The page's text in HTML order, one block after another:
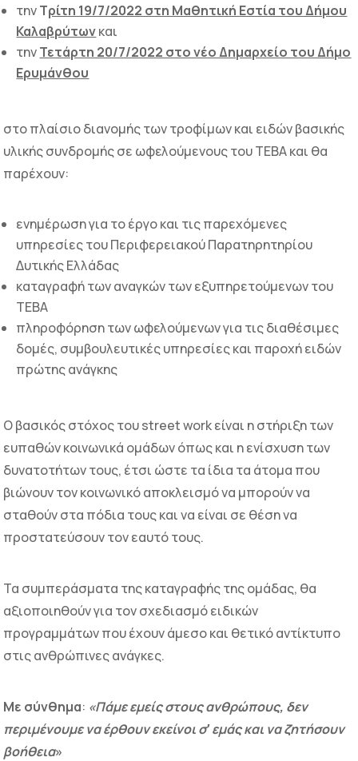
τηνΤρίτη 19/7/2022 στη Μαθητική Εστία του Δήμου
Καλαβρύτωνκαι
τηνΤετάρτη 20/7/2022 στο νέο Δημαρχείο του Δήμο
Ερυμάνθου
στο πλαίσιο διανομής των τροφίμων και ειδών βασικής
υλικής συνδρομής σε ωφελούμενους του ΤΕΒΑ και θα
παρέχουν:
ενημέρωση για το έργο και τις παρεχόμενες
υπηρεσίες του Περιφερειακού Παρατηρητηρίου
Δυτικής Ελλάδας
καταγραφή των αναγκών των εξυπηρετούμενων του
ΤΕΒΑ
πληροφόρηση των ωφελούμενων για τις διαθέσιμες
δομές, συμβουλευτικές υπηρεσίες και παροχή ειδών
πρώτης ανάγκης
Ο βασικός στόχος του street work είναι η στήριξη των
ευπαθών κοινωνικά ομάδων όπως και η ενίσχυση των
δυνατοτήτων τους, έτσι ώστε τα ίδια τα άτομα που
βιώνουν τον κοινωνικό αποκλεισμό να μπορούν να
σταθούν στα πόδια τους και να είναι σε θέση να
προστατεύσουν τον εαυτό τους.
Τα συμπεράσματα της καταγραφής της ομάδας, θα
αξιοποιηθούν για τον σχεδιασμό ειδικών
προγραμμάτων που έχουν άμεσο και θετικό αντίκτυπο
στις ανθρώπινες ανάγκες.
Με σύνθημα: «Πάμε εμείς στους ανθρώπους, δεν
περιμένουμε να έρθουν εκείνοι σ′ εμάςκαι να ζητήσουν
βοήθεια»